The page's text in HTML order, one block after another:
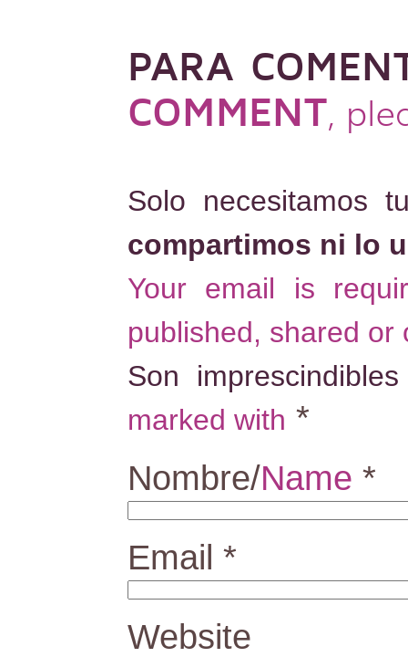
PARA
COMMENT,
Solo necesitamos
compartimos ni lo
Your email is
published, shared or
Son
marked with *
Nombre/Name *
Email *
Website